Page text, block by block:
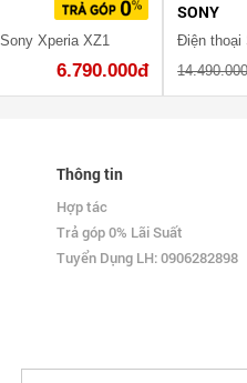
Xperia XZ1
6.790.000đ
SONY
Thông tin
Hợp tác
Trả góp 0% Lãi Suất
Tuyển Dụng LH: 0906282898